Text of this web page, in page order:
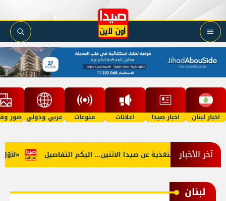
اخبار لبنان اخبار صيدا اعلانات منوعات عربي ودولي صور
آخر الأخبار «لأوّل توقف التغذية عن صيدا الاثنين... اليكم التفاصيل
لبنان